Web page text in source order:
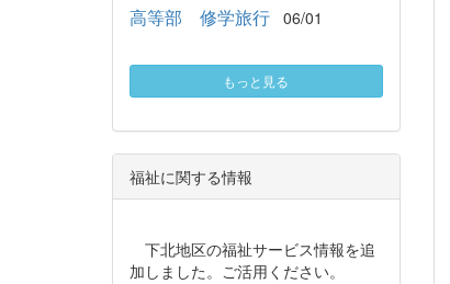
高等部 修学旅行 06/01
もっと見る
福祉に関する情報
下北地区の福祉サービス情報を追
加しました。ご活用ください。